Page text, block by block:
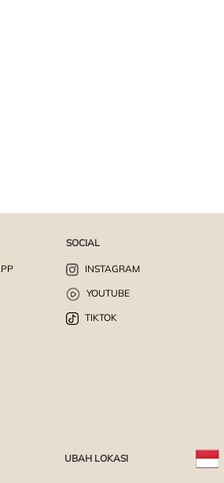
SOCIAL
INSTAGRAM
YOUTUBE
TIKTOK
UBAH LOKASI